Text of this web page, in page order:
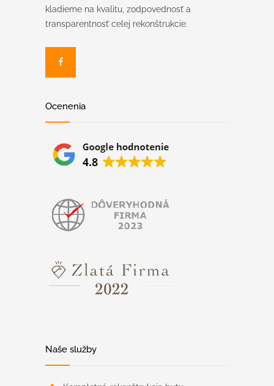
kladieme na kvalitu, zodpovednosť a
transparentnosť celej rekonštrukcie.
Ocenenia
Naše služby